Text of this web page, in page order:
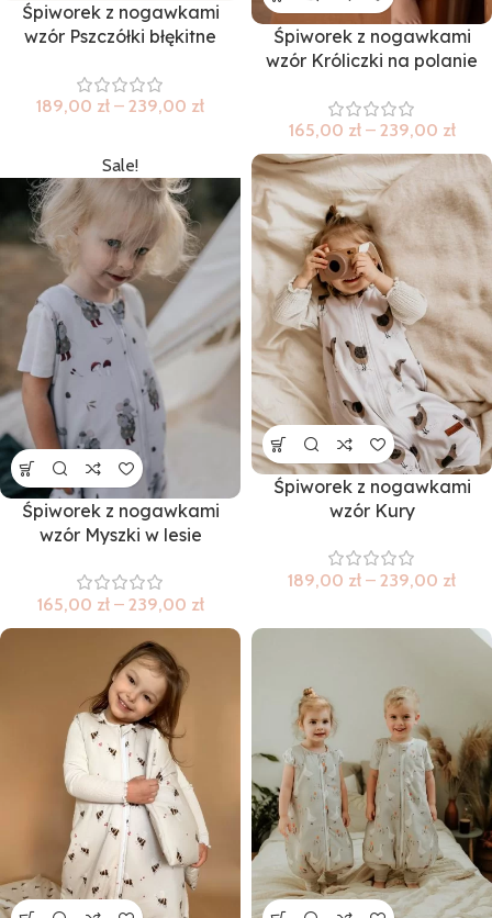
Śpiworek z nogawkami
wzór Pszczółki błękitne
189,00 zł – 239,00 zł
Śpiworek z nogawkami
wzór Króliczki na polanie
165,00 zł – 239,00 zł
Sale!
Śpiworek z nogawkami
wzór Myszki w lesie
165,00 zł – 239,00 zł
Śpiworek z nogawkami
wzór Kury
189,00 zł – 239,00 zł